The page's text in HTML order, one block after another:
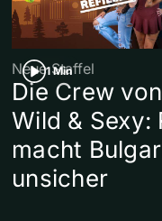
1 Min
Neue Staffel
Die Crew
Wild & Sexy:
macht
unsicher